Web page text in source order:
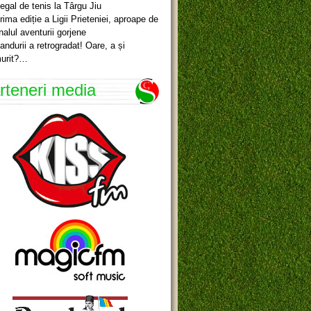
de tenis la Târgu Jiu
ediție a Ligii Prieteniei, aproape de
aventurii gorjene
a retrogradat! Oare, a și
media